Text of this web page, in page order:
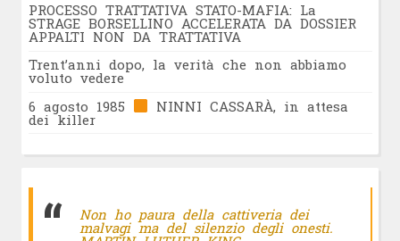
PROCESSO TRATTATIVA STATO-MAFIA: La
STRAGE BORSELLINO ACCELERATA DA DOSSIER
APPALTI NON DA TRATTATIVA
Trent’anni dopo, la verità che non abbiamo
voluto vedere
6 agosto 1985
NINNI CASSARÀ, in attesa
dei killer
Non ho paura della cattiveria dei
malvagi ma del silenzio degli onesti.